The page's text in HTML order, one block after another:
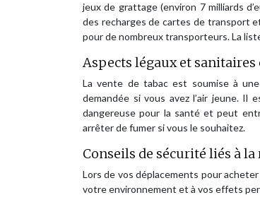
jeux de grattage (environ 7 milliards
des recharges de cartes de transport
pour de nombreux transporteurs. La
Aspects légaux et
La vente de tabac est soumise à
demandée si vous avez l’air jeune. Il
dangereuse pour la santé et peut
arrêter de fumer si vous le souhaitez.
Conseils de sécurité liés à la
Lors de vos déplacements pour
votre environnement et à vos effets